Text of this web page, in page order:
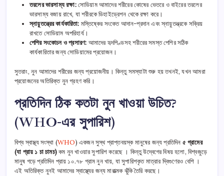
তরলের ভারসাম্য রক্ষা:সোডিয়াম আমাদের শরীরের কোষের ভেতরে ও বাইরের তরলের
ভারসাম্য বজায় রাখে, যা শরীরকে ডিহাইড্রেশন থেকে রক্ষা করে।
স্নায়ুতন্ত্রের কার্যকারিতা: মস্তিষ্কের সংকেত আদান-প্রদান এবং স্নায়ুতন্ত্রকে সক্রিয়
রাখতে সোডিয়াম অপরিহার্য।
পেশির সংকোচন ও প্রসারণ: আমাদের হৃদপিণ্ডসহ শরীরের সমস্ত পেশির সঠিক
কার্যকারিতার জন্য সোডিয়ামের প্রয়োজন।
সুতরাং, নুন আমাদের শরীরের জন্য প্রয়োজনীয়। কিন্তু সমস্যাটা শুরু হয় তখনই, যখন আমরা
প্রয়োজনের অতিরিক্ত নুন গ্রহণ করি।
প্রতিদিন ঠিক কতটা নুন খাওয়া উচিত?
(WHO-এর সুপারিশ)
বিশ্ব স্বাস্থ্য সংস্থা (WHO) একজন সুস্থ প্রাপ্তবয়স্ক মানুষের জন্য প্রতিদিন ৫ গ্রামের
(যা প্রায় ১ চা চামচ)কম নুন খাওয়ার সুপারিশ করেছে । কিন্তু উদ্বেগের বিষয় হলো, বিশ্বজুড়ে
মানুষ গড়ে প্রতিদিন প্রায় ১০.৭৮ গ্রাম নুন খায়, যা সুপারিশকৃত মাত্রার দ্বিগুণেরও বেশি ।
এই অতিরিক্ত নুনই আমাদের স্বাস্থ্যের জন্য মারাত্মক ঝুঁকি তৈরি করছে।